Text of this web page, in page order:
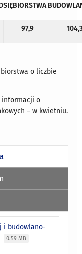
97,9 104,3
o liczbie
informacji o
– w kwietniu.
i budowlano-
0.59 MB